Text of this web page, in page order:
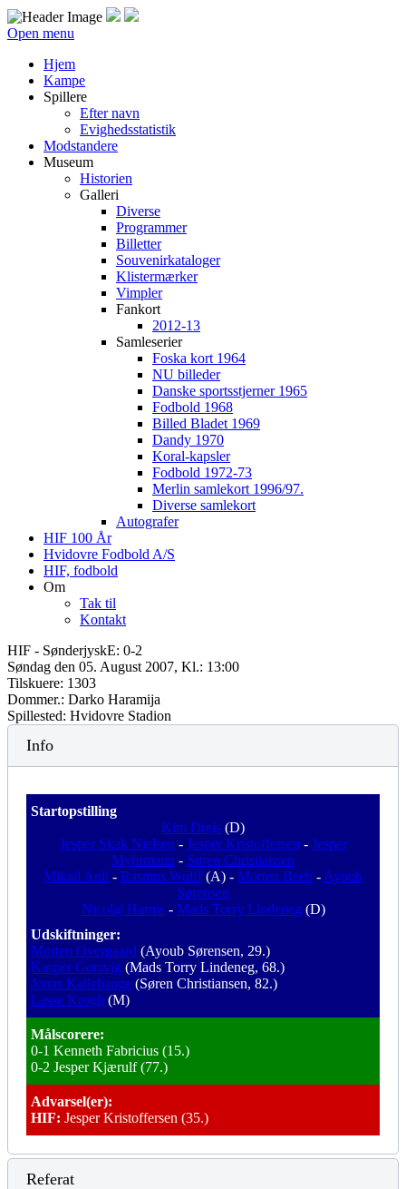
Open menu
Hjem
Kampe
Spillere
Efter navn
Evighedsstatistik
Modstandere
Museum
Historien
Galleri
Diverse
Programmer
Billetter
Souvenirkataloger
Klistermærker
Vimpler
Fankort
2012-13
Samleserier
Foska kort 1964
NU billeder
Danske sportsstjerner 1965
Fodbold 1968
Billed Bladet 1969
Dandy 1970
Koral-kapsler
Fodbold 1972-73
Merlin samlekort 1996/97.
Diverse samlekort
Autografer
HIF 100 År
Hvidovre Fodbold A/S
HIF, fodbold
Om
Tak til
Kontakt
HIF - SønderjyskE: 0-2
Søndag den 05. August 2007, Kl.: 13:00
Tilskuere: 1303
Dommer.: Darko Haramija
Spillested: Hvidovre Stadion
Info
Startopstilling
Kim Drejs (D)
Jesper Skak Nielsen - Jesper Kristoffersen - Jesper
Myhrmann - Søren Christiansen
Mikail Anli - Rasmus Wulff(A) - Morten Bech - Ayoub
Sørensen
Nicolaj Harms- Mads Torry Lindeneg (D)
Udskiftninger:
Morten Overgaard (Ayoub Sørensen, 29.)
Kasper Gørsvig (Mads Torry Lindeneg, 68.)
Jonas Kallehauge (Søren Christiansen, 82.)
Lasse Krogh (M)
Målscorere:
0-1 Kenneth Fabricius (15.)
0-2 Jesper Kjærulf (77.)
Advarsel(er):
HIF: Jesper Kristoffersen (35.)
Referat